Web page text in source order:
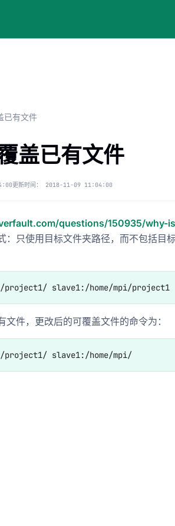
已有文件
盖已有文件
更新时间： 2018-11-09 11:04:00
questions/150935/
：只使用目标文件夹路径，而不包括目标
scp -r /home/mpi/project1/ slave1:/home/mpi/project1
文件，更改后的可覆盖文件的命令为：